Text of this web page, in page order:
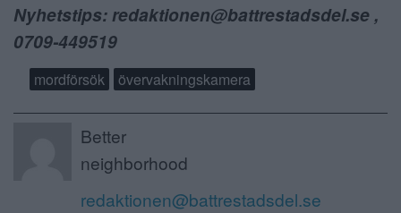
Nyhetstips: redaktionen@battrestadsdel.se ,
0709-449519
mordförsök övervakningskamera
Better
neighborhood
redaktionen@battrestadsdel.se